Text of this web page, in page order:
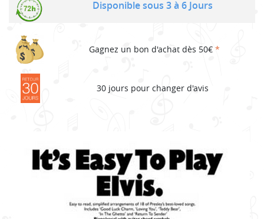
Disponible sous 3 à 6 Jours
Gagnez un bon d'achat dès 50€ *
30 jours pour changer d'avis